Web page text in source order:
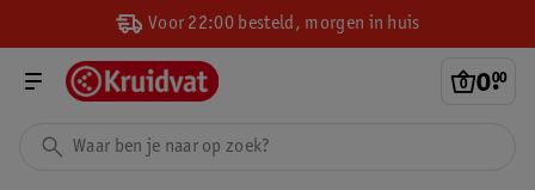
Voor 22:00 besteld, morgen in huis
0.
00